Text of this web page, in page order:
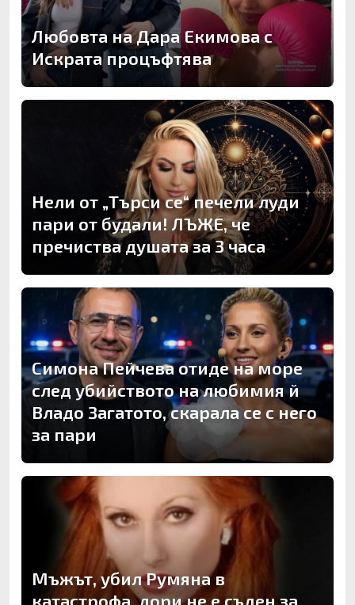
Любовта на Дара Екимова с
Искрата процъфтява
Нели от „Търси се“ печели луди
пари от будали! ЛЪЖЕ, че
пречиства душата за 3 часа
Симона Пейчева отиде на море
след убийството на любимия й
Владо Загатото, скарала се с него
за пари
Мъжът, убил Румяна в
катастрофа, дори не е съден за